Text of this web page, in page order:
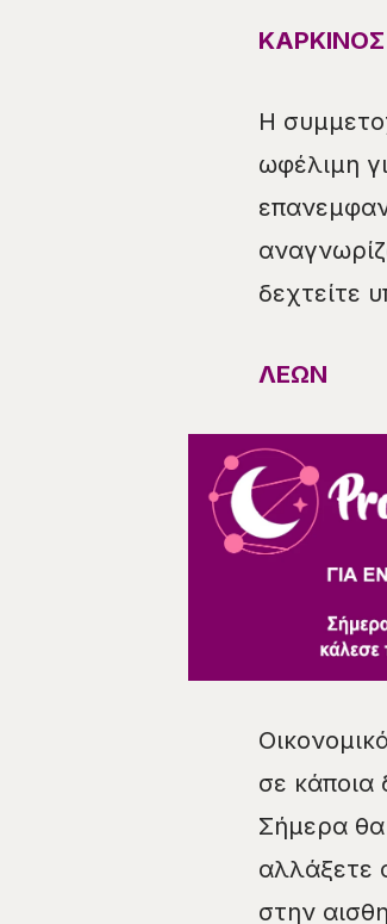
ΚΑΡΚΙΝΟΣ
Η
ωφέλιμη
δεχτείτε
ΛΕΩΝ
σε κάποια
Σήμερα θα
αλλάξετε
στην